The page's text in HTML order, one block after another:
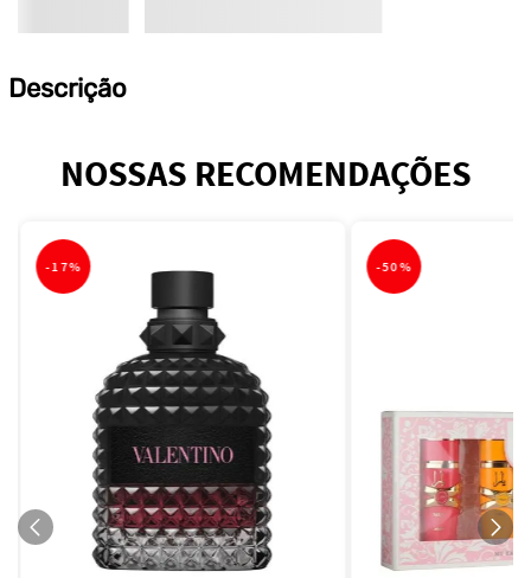
Descrição
NOSSAS RECOMENDAÇÕES
-17% -50%